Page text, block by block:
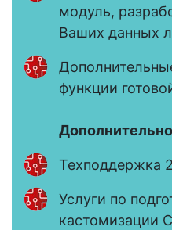
модуль,
Ваших данных
функции
Техподдержка
Услуги по
кастомизации